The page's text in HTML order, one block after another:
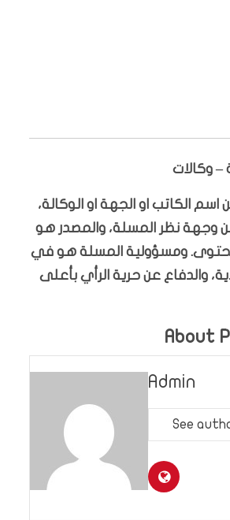
– وكالات
الكاتب او الجهة او الوكالة،
عن وجهة نظر المسلة، والمصدر هو
ومسؤولية المسلة هو في
والدفاع عن حرية الرأي بأعلى
About
Admin
See